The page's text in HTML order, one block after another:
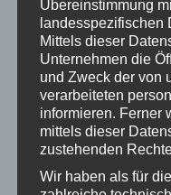
hintenrein gefallen
scheiterte Kai Bernauer
mit einem Schlenzer,
zweiten Pfosten
unser Team Glück, als
eins bärenstark
Minute kam man leider
Übereinstimmung
landesspezifischen
Mittels dieser
Unternehmen die
und Zweck der von
verarbeiteten
informieren. Ferner
mittels dieser
zustehenden
Wir haben als für